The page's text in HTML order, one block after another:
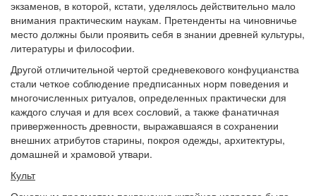
экзаменов, в которой, кстати, уделялось действительно мало
внимания практическим наукам. Претенденты на чиновничье
место должны были проявить себя в знании древней культуры,
литературы и философии.
Другой отличительной чертой средневекового конфуцианства
стали четкое соблюдение предписанных норм поведения и
многочисленных ритуалов, определенных практически для
каждого случая и для всех сословий, а также фанатичная
приверженность древности, выражавшаяся в сохранении
внешних атрибутов старины, покроя одежды, архитектуры,
домашней и храмовой утвари.
Культ